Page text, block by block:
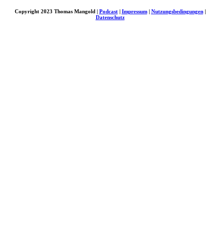
Copyright 2023 Thomas Mangold | Podcast| Impressum| Nutzungsbedingungen|
Datenschutz